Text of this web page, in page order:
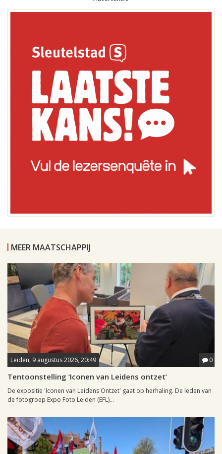
MEER MAATSCHAPPIJ
Leiden, 9 augustus 2026, 20:49 0
Tentoonstelling ‘Iconen van Leidens ontzet’
De expositie 'Iconen van Leidens Ontzet' gaat op herhaling. De leden van
de fotogroep Expo Foto Leiden (EFL)...